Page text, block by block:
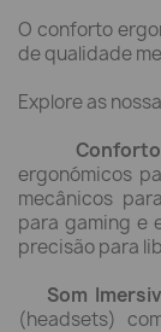
O conforto
de qualidade
Explore as
ergonómicos
mecânicos
para gaming e
precisão para
Som
(headsets)